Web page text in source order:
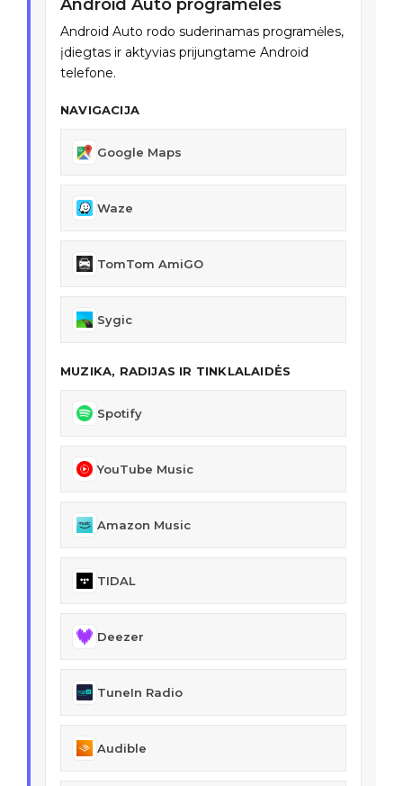
Android Auto programėlės
Android Auto rodo suderinamas programėles,
įdiegtas ir aktyvias prijungtame Android
telefone.
NAVIGACIJA
Google Maps
Waze
TomTom AmiGO
Sygic
MUZIKA, RADIJAS IR TINKLALAIDĖS
Spotify
YouTube Music
Amazon Music
TIDAL
Deezer
TuneIn Radio
Audible